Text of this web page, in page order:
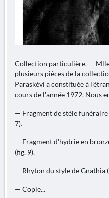
Collection particulière. —
plusieurs pièces de la
Paraskévi a constituée à
cours de l'année 1972. Nous
— Fragment de stèle funéraire
7).
— Fragment d'hydrie en
(fig. 9).
— Rhyton du style de Gnathia
— Copie...